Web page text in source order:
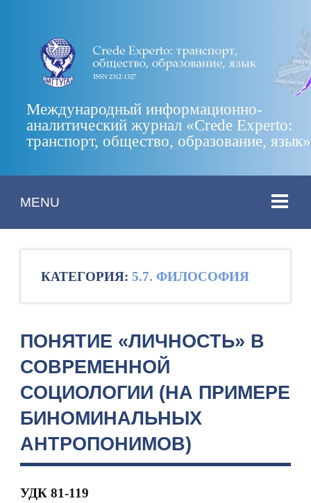
Международный информационно-
аналитический журнал «Crede Experto:
транспорт, общество, образование, язык»
MENU
КАТЕГОРИЯ: 5.7. ФИЛОСОФИЯ
ПОНЯТИЕ «ЛИЧНОСТЬ» В
СОВРЕМЕННОЙ
СОЦИОЛОГИИ (НА ПРИМЕРЕ
БИНОМИНАЛЬНЫХ
АНТРОПОНИМОВ)
УДК 81-119